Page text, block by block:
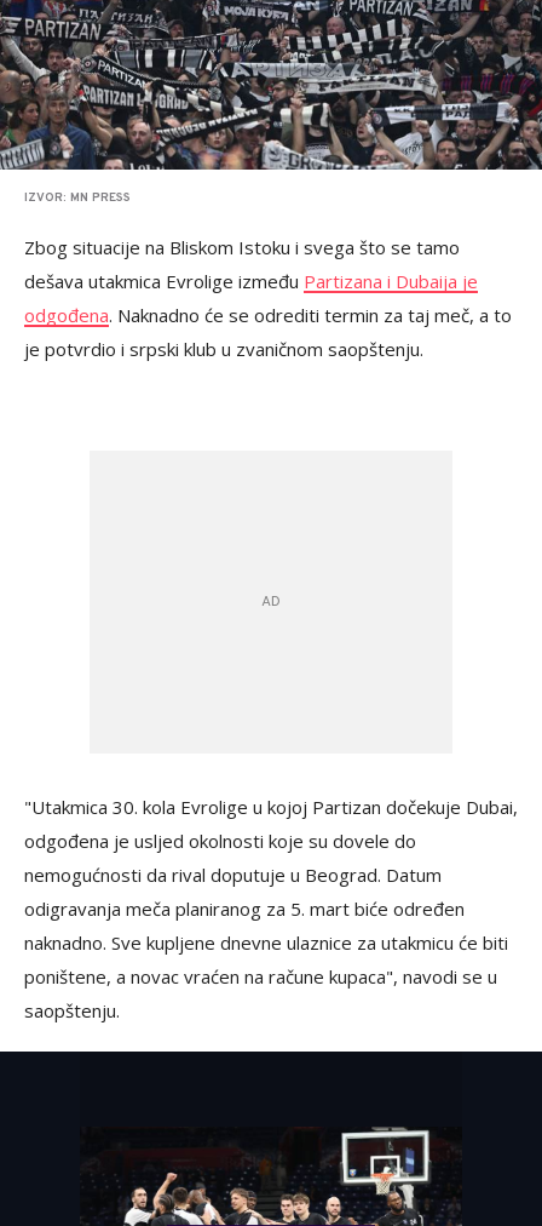
IZVOR: MN PRESS
Zbog situacije na Bliskom Istoku i svega što se tamo
dešava utakmica Evrolige između Partizana i Dubaija je
odgođena. Naknadno će se odrediti termin za taj meč, a to
je potvrdio i srpski klub u zvaničnom saopštenju.
"Utakmica 30. kola Evrolige u kojoj Partizan dočekuje Dubai,
odgođena je usljed okolnosti koje su dovele do
nemogućnosti da rival doputuje u Beograd. Datum
odigravanja meča planiranog za 5. mart biće određen
naknadno. Sve kupljene dnevne ulaznice za utakmicu će biti
poništene, a novac vraćen na račune kupaca", navodi se u
saopštenju.